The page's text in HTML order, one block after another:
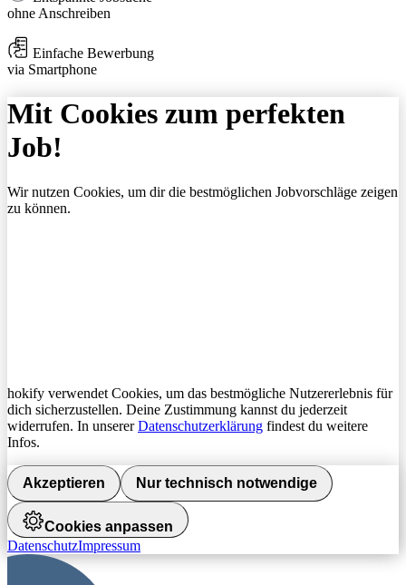
ohne Anschreiben
Einfache Bewerbung
via Smartphone
Mit Cookies zum perfekten
Job!
Wir nutzen Cookies, um dir die bestmöglichen Jobvorschläge zeigen
zu können.
hokify verwendet Cookies, um das bestmögliche Nutzererlebnis für
dich sicherzustellen. Deine Zustimmung kannst du jederzeit
widerrufen. In unsererDatenschutzerklärung findest du weitere
Infos.
Akzeptieren Nur technisch notwendige
Cookies anpassen
DatenschutzImpressum